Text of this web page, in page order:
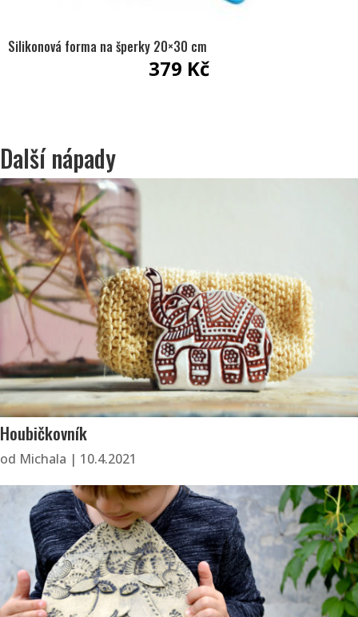
Silikonová forma na šperky 20×30 cm
379 Kč
Další nápady
Houbičkovník
od Michala | 10.4.2021